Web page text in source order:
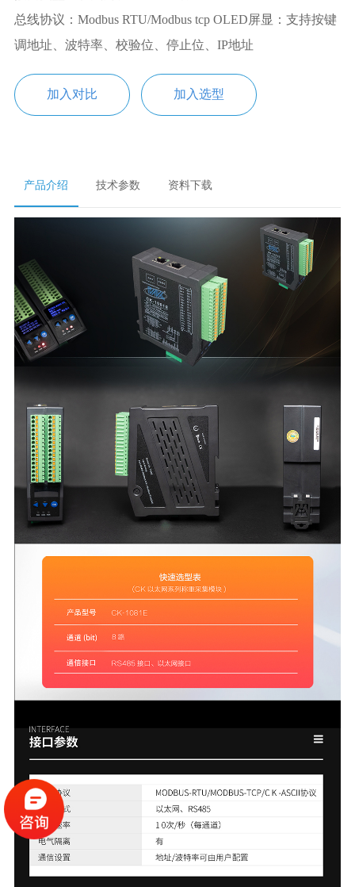
总线协议：Modbus RTU/Modbus tcp OLED屏显：支持按键
调地址、波特率、校验位、停止位、IP地址
加入对比 加入选型
产品介绍 技术参数 资料下载